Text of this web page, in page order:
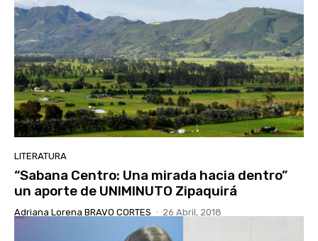
LITERATURA
“Sabana Centro: Una mirada hacia dentro”
un aporte de UNIMINUTO Zipaquirá
Adriana Lorena BRAVO CORTES - 26 Abril, 2018